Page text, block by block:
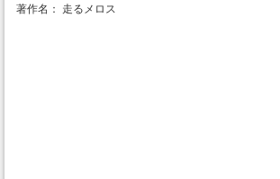
著作名： 走るメロス